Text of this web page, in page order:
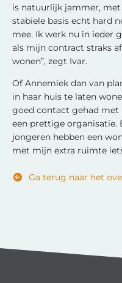
is natuurlijk jammer, met
stabiele basis echt hard
mee. Ik werk nu in ieder
als mijn contract straks
wonen”, zegt Ivar.
Of Annemiek dan van
in haar huis te laten
goed contact gehad met
een prettige organisatie.
jongeren hebben een
met mijn extra ruimte
Ga terug naar het